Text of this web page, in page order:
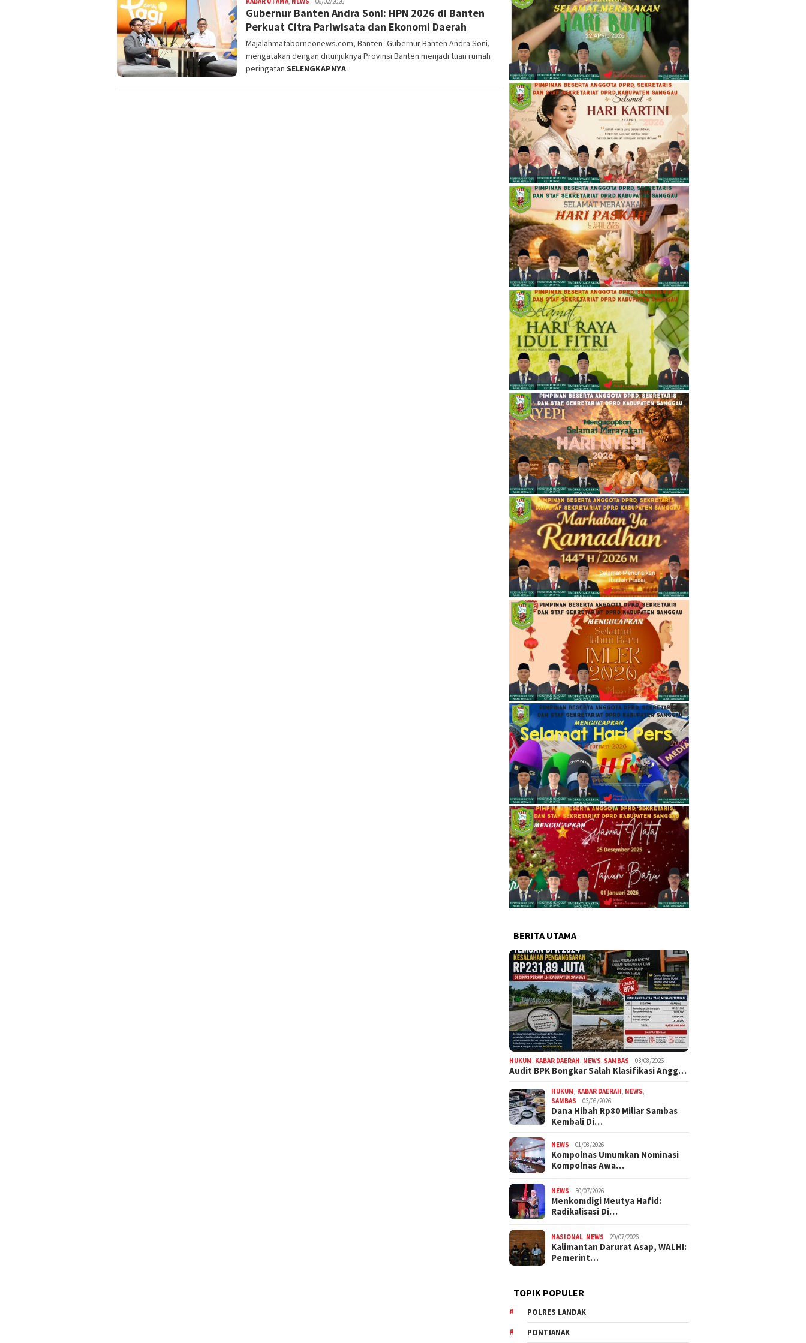
Gubernur Banten Andra Soni: HPN 2026 di Banten
Perkuat Citra Pariwisata dan Ekonomi Daerah
Majalahmataborneonews.com, Banten- Gubernur Banten Andra Soni,
mengatakan dengan ditunjuknya Provinsi Banten menjadi tuan rumah
peringatan SELENGKAPNYA
BERITA UTAMA
HUKUM KABAR DAERAH NEWS SAMBAS 03/08/2026
Audit BPK Bongkar Salah Klasifikasi Angg…
HUKUM KABAR DAERAH NEWS
SAMBAS
03/08/2026
Dana Hibah Rp80 Miliar Sambas
Kembali Di…
NEWS 01/08/2026
Kompolnas Umumkan Nominasi
Kompolnas Awa…
NEWS 30/07/2026
Menkomdigi Meutya Hafid:
Radikalisasi Di…
NASIONAL NEWS 29/07/2026
Kalimantan Darurat Asap, WALHI:
Pemerint…
TOPIK POPULER
POLRES LANDAK
PONTIANAK